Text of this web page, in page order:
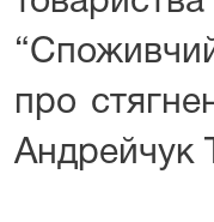
про
Андрейчук